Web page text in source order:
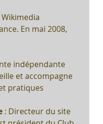
En mai 2008,
et accompagne
pratiques
: Directeur du site